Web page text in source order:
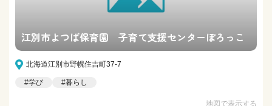
江別市よつば保育園 子育て支援センターぽろっこ
北海道江別市野幌住吉町37-7
#学び #暮らし
地図で表示する